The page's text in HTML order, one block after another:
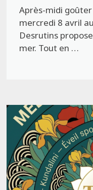
Après-midi
mercredi 8 avril
Desrutins
mer. Tout en …